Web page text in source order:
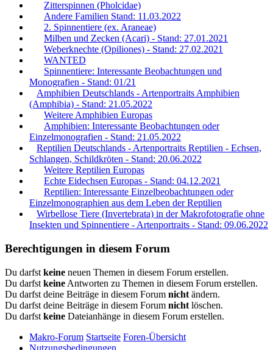
Zitterspinnen (Pholcidae)
Andere Familien Stand: 11.03.2022
2. Spinnentiere (ex. Araneae)
Milben und Zecken (Acari) - Stand: 27.01.2021
Weberknechte (Opiliones) - Stand: 27.02.2021
WANTED
Spinnentiere: Interessante Beobachtungen und
Monografien - Stand: 01/21
Amphibien Deutschlands - Artenportraits Amphibien
(Amphibia) - Stand: 21.05.2022
Weitere Amphibien Europas
Amphibien: Interessante Beobachtungen oder
Einzelmonografien - Stand: 21.05.2022
Reptilien Deutschlands - Artenportraits Reptilien - Echsen,
Schlangen, Schildkröten - Stand: 20.06.2022
Weitere Reptilien Europas
Echte Eidechsen Europas - Stand: 04.12.2021
Reptilien: Interessante Einzelbeobachtungen oder
Einzelmonographien aus dem Leben der Reptilien
Wirbellose Tiere (Invertebrata) in der Makrofotografie ohne
Insekten und Spinnentiere - Artenportraits - Stand: 09.06.2022
Berechtigungen in diesem Forum
Du darfst keine neuen Themen in diesem Forum erstellen.
Du darfst keine Antworten zu Themen in diesem Forum erstellen.
Du darfst deine Beiträge in diesem Forum nicht ändern.
Du darfst deine Beiträge in diesem Forum nicht löschen.
Du darfst keine Dateianhänge in diesem Forum erstellen.
Makro-Forum Startseite Foren-Übersicht
Nutzungsbedingungen